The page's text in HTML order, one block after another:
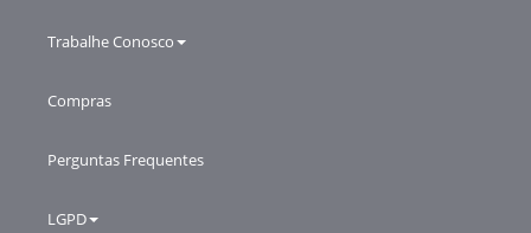
Trabalhe Conosco
Compras
Perguntas Frequentes
LGPD